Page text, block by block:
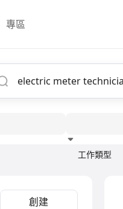
專區
工作類型
創建